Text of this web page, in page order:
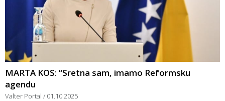
MARTA KOS: “Sretna sam, imamo Reformsku
agendu
Valter Portal 01.10.2025